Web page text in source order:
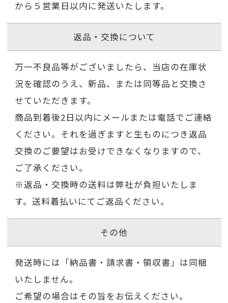
から５営業日以内に発送いたします。
返品・交換について
万一不良品等がございましたら、当店の在庫状
況を確認のうえ、新品、または同等品と交換さ
せていただきます。
商品到着後2日以内にメールまたは電話でご連絡
ください。それを過ぎますと生ものにつき返品
交換のご要望はお受けできなくなりますので、
ご了承ください。
※返品・交換時の送料は弊社が負担いたしま
す。送料着払いにてご返品ください。
その他
発送時には「納品書・請求書・領収書」は同梱
いたしません。
ご希望の場合はその旨をお伝えください。